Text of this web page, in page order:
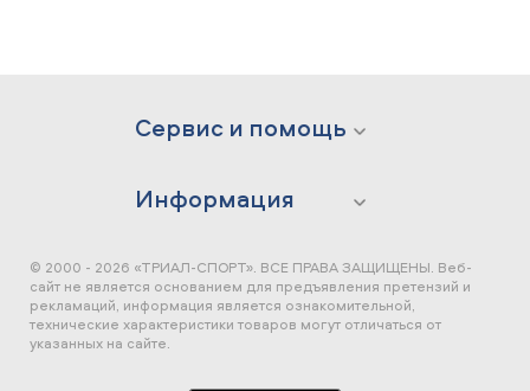
Сервис и помощь
Информация
© 2000 - 2026 «ТРИАЛ-СПОРТ». ВСЕ ПРАВА ЗАЩИЩЕНЫ. Веб-
сайт не является основанием для предъявления претензий и
рекламаций, информация является ознакомительной,
технические характеристики товаров могут отличаться от
указанных на сайте.